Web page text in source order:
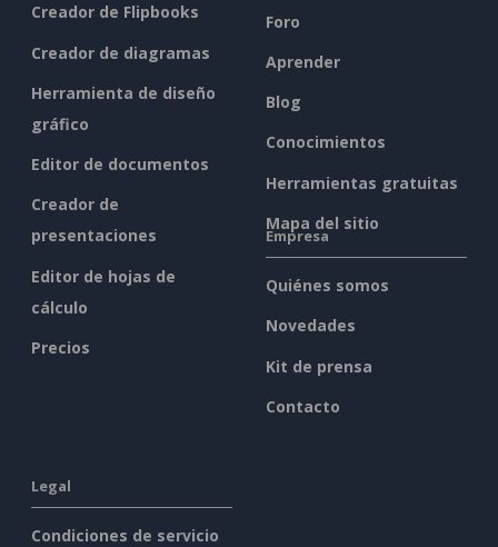
Creador de Flipbooks
Creador de diagramas
Herramienta de diseño
gráfico
Editor de documentos
Creador de
presentaciones
Editor de hojas de
cálculo
Precios
Foro
Aprender
Blog
Conocimientos
Herramientas gratuitas
Mapa del sitio
Empresa
Quiénes somos
Novedades
Kit de prensa
Contacto
Legal
Condiciones de servicio